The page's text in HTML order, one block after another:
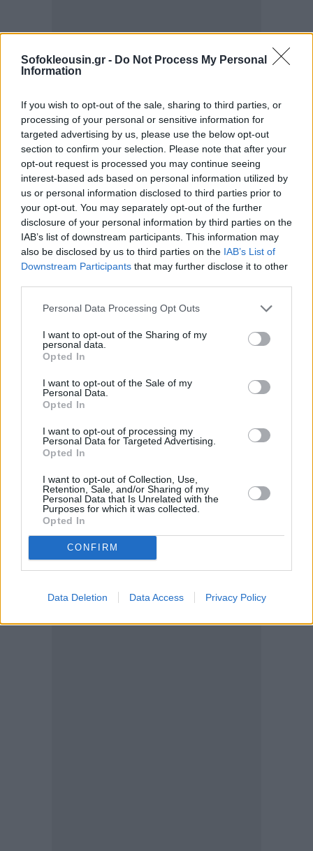
Sofokleousin.gr - Do Not Process My Personal
Information
If you wish to opt-out of the sale, sharing to third parties, or
processing of your personal or sensitive information for
targeted advertising by us, please use the below opt-out
section to confirm your selection. Please note that after your
opt-out request is processed you may continue seeing
interest-based ads based on personal information utilized by
us or personal information disclosed to third parties prior to
your opt-out. You may separately opt-out of the further
disclosure of your personal information by third parties on the
IAB’s list of downstream participants. This information may
also be disclosed by us to third parties on the IAB’s List of
Downstream Participants that may further disclose it to other
Personal Data Processing Opt Outs
I want to opt-out of the Sharing of my
personal data.
Opted In
I want to opt-out of the Sale of my
Personal Data.
Opted In
I want to opt-out of processing my
Personal Data for Targeted Advertising.
Opted In
I want to opt-out of Collection, Use,
Retention, Sale, and/or Sharing of my
Personal Data that Is Unrelated with the
Purposes for which it was collected.
Opted In
CONFIRM
Data Deletion Data Access Privacy Policy
Όπως τόνισε, «οι χωρίς διάκριση και συνεχιζόμενες
πράξεις βίας των Χούθι δεν μπορούν να
σταματήσουν άμεσα όλες οι πράξεις βίας».
Η Ελλάδα επανέλαβε τη στήριξη της στις
προσπάθειες του ΟΗΕ για πολιτική επίλυση,
επισημαίνοντας ότι «δεν μπορεί να υπάρξει
μακροχρόνια σταθερότητα στην περιοχή, εάν δεν
επανέλθει σε τροχιά η ειρηνευτική διαδικασία στην
Υεμένη».